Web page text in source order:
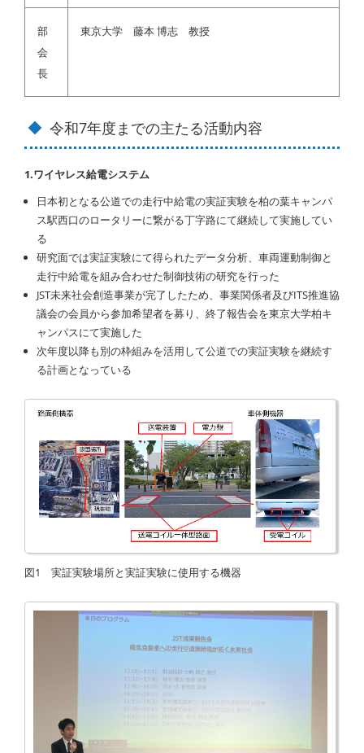
部
会
長
東京大学 藤本 博志 教授
令和7年度までの主たる活動内容
1.ワイヤレス給電システム
日本初となる公道での走行中給電の実証実験を柏の葉キャンパ
ス駅西口のロータリーに繋がる丁字路にて継続して実施してい
る
研究面では実証実験にて得られたデータ分析、車両運動制御と
走行中給電を組み合わせた制御技術の研究を行った
JST未来社会創造事業が完了したため、事業関係者及びITS推進協
議会の会員から参加希望者を募り、終了報告会を東京大学柏キ
ャンパスにて実施した
次年度以降も別の枠組みを活用して公道での実証実験を継続す
る計画となっている
図1 実証実験場所と実証実験に使用する機器